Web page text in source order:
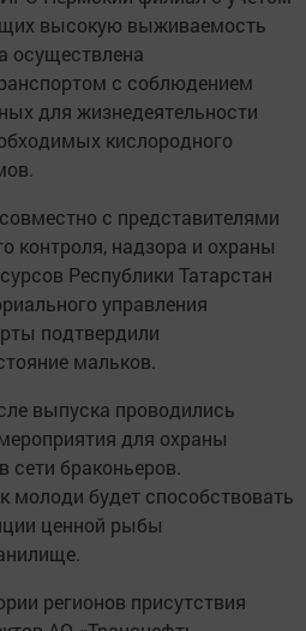
высокую выживаемость
осуществлена
с соблюдением
для жизнедеятельности
кислородного
с представителями
контроля, надзора и охраны
Республики Татарстан
управления
подтвердили
мальков.
выпуска проводились
для охраны
сети браконьеров.
молоди будет способствовать
ценной рыбы
регионов присутствия